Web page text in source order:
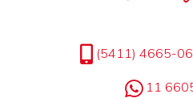
(5411) 4665-
11